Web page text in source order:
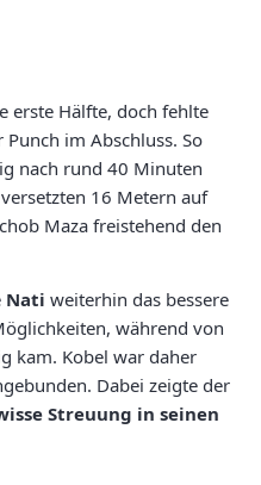
erste Hälfte, doch fehlte
im Abschluss. So
nach rund 40 Minuten
16 Metern auf
Maza freistehend den
Nati weiterhin das bessere
während von
kam. Kobel war daher
Dabei zeigte der
Streuung in seinen